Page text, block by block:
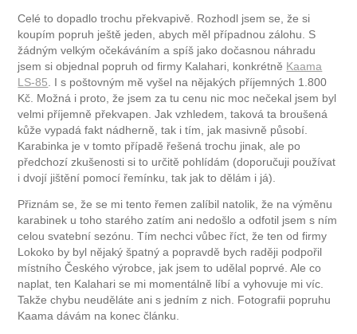
Celé to dopadlo trochu překvapivě. Rozhodl jsem se, že si
koupím popruh ještě jeden, abych měl případnou zálohu. S
žádným velkým očekáváním a spíš jako dočasnou náhradu
jsem si objednal popruh od firmy Kalahari, konkrétně Kaama
LS-85. I s poštovným mě vyšel na nějakých příjemných 1.800
Kč. Možná i proto, že jsem za tu cenu nic moc nečekal jsem byl
velmi příjemně překvapen. Jak vzhledem, taková ta broušená
kůže vypadá fakt nádherně, tak i tím, jak masivně působí.
Karabinka je v tomto případě řešená trochu jinak, ale po
předchozí zkušenosti si to určitě pohlídám (doporučuji používat
i dvojí jištění pomocí řemínku, tak jak to dělám i já).
Přiznám se, že se mi tento řemen zalíbil natolik, že na výměnu
karabinek u toho starého zatím ani nedošlo a odfotil jsem s ním
celou svatební sezónu. Tím nechci vůbec říct, že ten od firmy
Lokoko by byl nějaký špatný a popravdě bych raději podpořil
místního Českého výrobce, jak jsem to udělal poprvé. Ale co
naplat, ten Kalahari se mi momentálně líbí a vyhovuje mi víc.
Takže chybu neuděláte ani s jedním z nich. Fotografii popruhu
Kaama dávám na konec článku.